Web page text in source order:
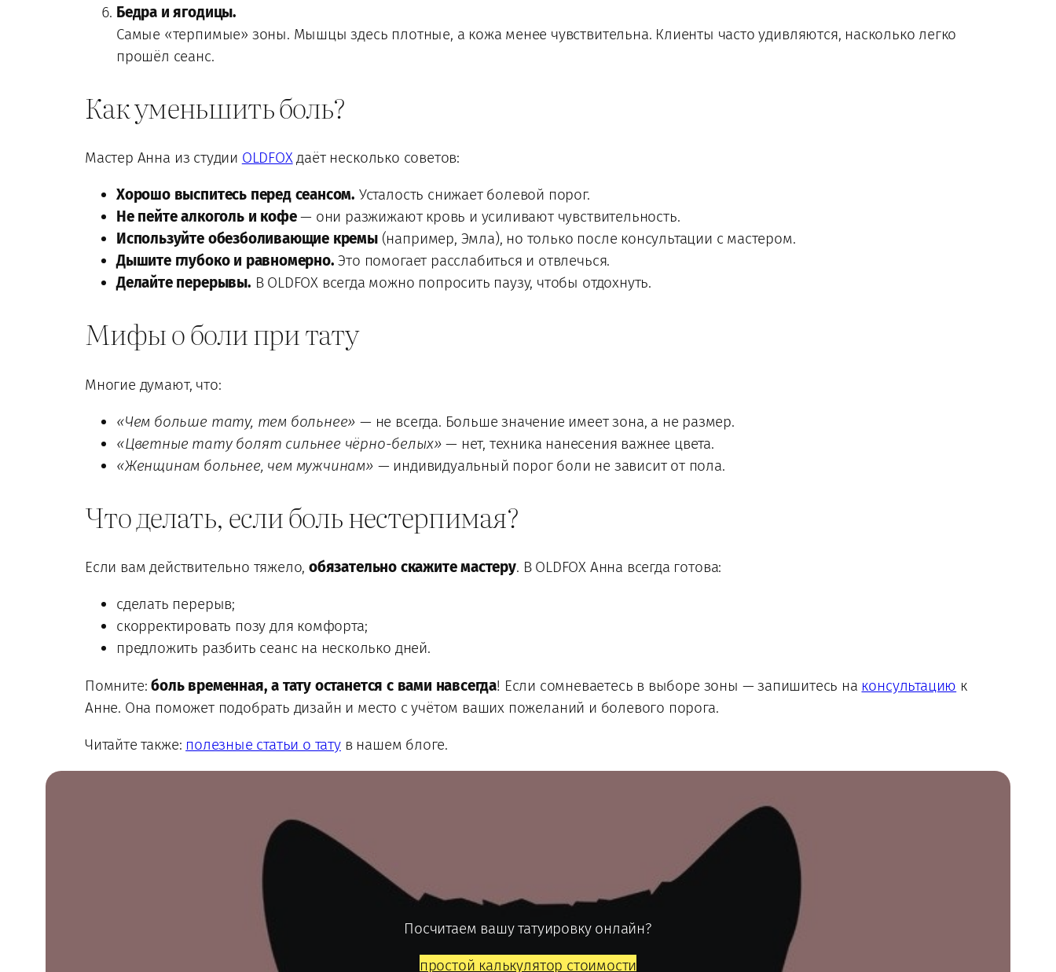
Бедра и ягодицы.
Самые «терпимые» зоны. Мышцы здесь плотные, а кожа менее чувствительна. Клиенты часто удивляются, насколько легко
прошёл сеанс.
Как уменьшить боль?
Мастер Анна из студии OLDFOXдаёт несколько советов:
Хорошо выспитесь перед сеансом. Усталость снижает болевой порог.
Не пейте алкоголь и кофе— они разжижают кровь и усиливают чувствительность.
Используйте обезболивающие кремы(например, Эмла), но только после консультации с мастером.
Дышите глубоко и равномерно. Это помогает расслабиться и отвлечься.
Делайте перерывы. В OLDFOX всегда можно попросить паузу, чтобы отдохнуть.
Мифы о боли при тату
Многие думают, что:
«Чем больше тату, тем больнее» — не всегда. Больше значение имеет зона, а не размер.
«Цветные тату болят сильнее чёрно-белых» — нет, техника нанесения важнее цвета.
«Женщинам больнее, чем мужчинам» — индивидуальный порог боли не зависит от пола.
Что делать, если боль нестерпимая?
Если вам действительно тяжело,обязательно скажите мастеру. В OLDFOX Анна всегда готова:
сделать перерыв;
скорректировать позу для комфорта;
предложить разбить сеанс на несколько дней.
Помните:боль временная, а тату останется с вами навсегда! Если сомневаетесь в выборе зоны — запишитесь на консультацию к
Анне. Она поможет подобрать дизайн и место с учётом ваших пожеланий и болевого порога.
Читайте также: полезные статьи о татув нашем блоге.
Посчитаем вашу татуировку онлайн?
простой калькулятор стоимости